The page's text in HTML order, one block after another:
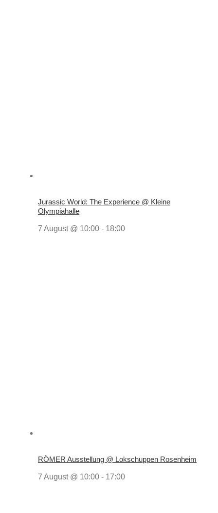
Jurassic World: The Experience @ Kleine
Olympiahalle
7 August @ 10:00 - 18:00
RÖMER Ausstellung @ Lokschuppen Rosenheim
7 August @ 10:00 - 17:00